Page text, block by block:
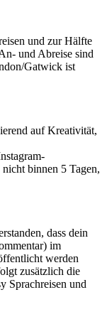
und zur Hälfte
und Abreise sind
Gatwick ist
auf Kreativität,
binnen 5 Tagen,
dass dein
im
werden
zusätzlich die
Sprachreisen und